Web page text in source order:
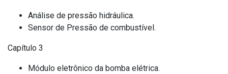
Análise de pressão hidráulica.
Sensor de Pressão de combustível.
Capítulo 3
Módulo eletrônico da bomba elétrica.